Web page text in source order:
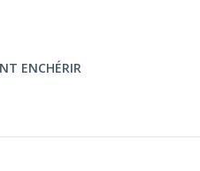
ENCHÉRIR